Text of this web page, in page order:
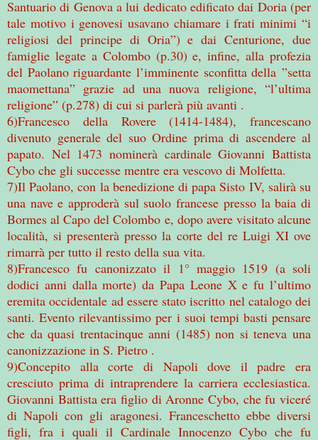
Santuario di Genova a lui dedicato edificato dai Doria (per
tale motivo i genovesi usavano chiamare i frati minimi “i
religiosi del principe di Oria”) e dai Centurione, due
famiglie legate a Colombo (p.30) e, infine, alla profezia
del Paolano riguardante l’imminente sconfitta della ”setta
maomettana” grazie ad una nuova religione, “l’ultima
religione” (p.278) di cui si parlerà più avanti .
6)Francesco della Rovere (1414-1484), francescano
divenuto generale del suo Ordine prima di ascendere al
papato. Nel 1473 nominerà cardinale Giovanni Battista
Cybo che gli successe mentre era vescovo di Molfetta.
7)Il Paolano, con la benedizione di papa Sisto IV, salirà su
una nave e approderà sul suolo francese presso la baia di
Bormes al Capo del Colombo e, dopo avere visitato alcune
località, si presenterà presso la corte del re Luigi XI ove
rimarrà per tutto il resto della sua vita.
8)Francesco fu canonizzato il 1° maggio 1519 (a soli
dodici anni dalla morte) da Papa Leone X e fu l’ultimo
eremita occidentale ad essere stato iscritto nel catalogo dei
santi. Evento rilevantissimo per i suoi tempi basti pensare
che da quasi trentacinque anni (1485) non si teneva una
canonizzazione in S. Pietro .
9)Concepito alla corte di Napoli dove il padre era
cresciuto prima di intraprendere la carriera ecclesiastica.
Giovanni Battista era figlio di Aronne Cybo, che fu viceré
di Napoli con gli aragonesi. Franceschetto ebbe diversi
figli, fra i quali il Cardinale Innocenzo Cybo che fu